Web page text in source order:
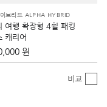
브리드 ALPHA HYBRID
여행 확장형 4휠 패킹
캐리어
원
비교